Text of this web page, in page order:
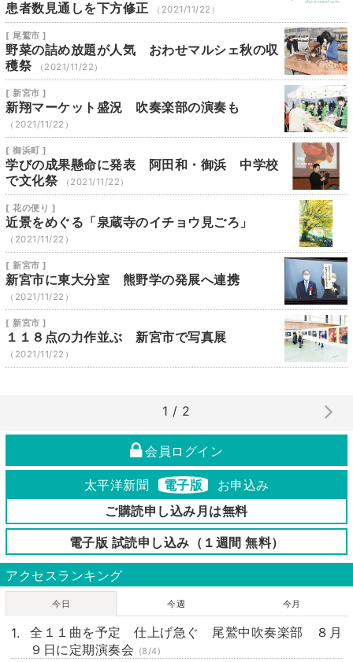
患者数見通しを下方修正 （2021/11/22）
[ 尾鷲市 ]
野菜の詰め放題が人気 おわせマルシェ秋の収
穫祭
（2021/11/22）
[ 新宮市 ]
新翔マーケット盛況 吹奏楽部の演奏も
（2021/11/22）
[ 御浜町 ]
学びの成果懸命に発表 阿田和・御浜 中学校
で文化祭
（2021/11/22）
[ 花の便り ]
近景をめぐる「泉蔵寺のイチョウ見ごろ」
（2021/11/22）
[ 新宮市 ]
新宮市に東大分室 熊野学の発展へ連携
（2021/11/22）
[ 新宮市 ]
１１８点の力作並ぶ 新宮市で写真展
（2021/11/22）
1 / 2
会員ログイン
太平洋新聞 電子版
お申込み
ご購読申し込み月は無料
電子版 試読申し込み（１週間 無料）
アクセスランキング
今日 今週 今月
全１１曲を予定 仕上げ急ぐ 尾鷲中吹奏楽部 ８月
９日に定期演奏会 (8/4)